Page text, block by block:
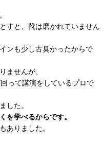
すと、靴は磨かれていません
ンも少し古臭かったからで
ませんが、
って講演をしているプロで
した。
を学べるからです。
ありました。